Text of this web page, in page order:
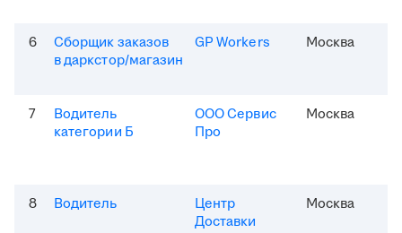
6
Сборщик заказов
в даркстор/магазин
GP Workers Москва
7
Водитель
категории Б
ООО Сервис
Про
Москва
8 Водитель
Центр
Доставки
Москва